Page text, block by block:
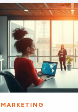
MARKETING